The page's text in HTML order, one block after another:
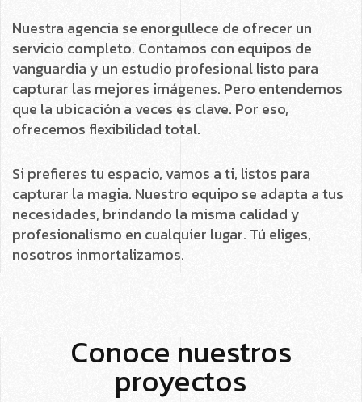
Nuestra agencia se enorgullece de ofrecer un
servicio completo. Contamos con equipos de
vanguardia y un estudio profesional listo para
capturar las mejores imágenes. Pero entendemos
que la ubicación a veces es clave. Por eso,
ofrecemos flexibilidad total.
Si prefieres tu espacio, vamos a ti, listos para
capturar la magia. Nuestro equipo se adapta a tus
necesidades, brindando la misma calidad y
profesionalismo en cualquier lugar. Tú eliges,
nosotros inmortalizamos.
Conoce nuestros
proyectos